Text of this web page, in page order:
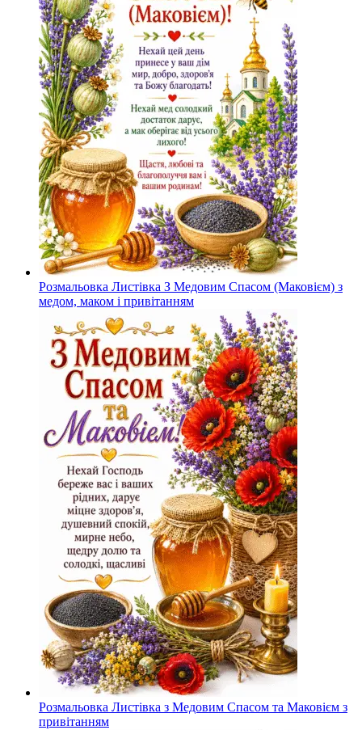
Розмальовка Листівка З Медовим Спасом (Маковієм) з
медом, маком і привітанням
Розмальовка Листівка з Медовим Спасом та Маковієм з
привітанням